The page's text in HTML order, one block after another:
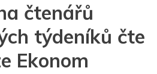
čtenářů
týdeníků čte
Ekonom